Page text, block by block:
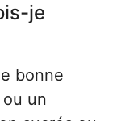
je
bonne
un